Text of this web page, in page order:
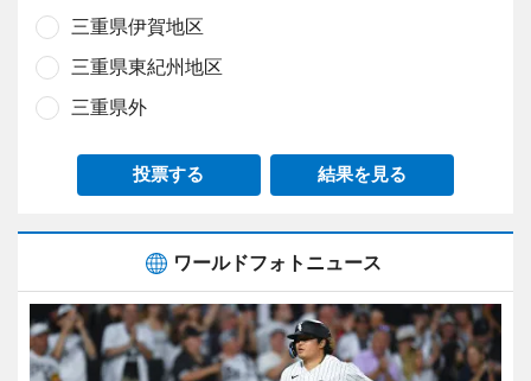
三重県伊賀地区
三重県東紀州地区
三重県外
投票する 結果を見る
ワールドフォトニュース